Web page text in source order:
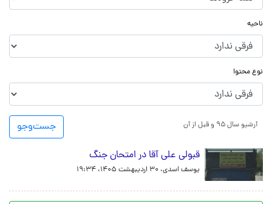
ناحیه
نوع محتوا
جست‌و‌جو آرشیو سال ۹۵ و قبل از آن
قبولی علی آقا در امتحان جنگ
یوسف اسدی، ۳۰ اردیبهشت ۱۴۰۵، ۱۹:۳۴